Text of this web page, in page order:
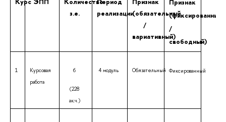
з.е.
реализации(обязательный
/
вариативный)
Признак
(фиксированный
/
свободный)
1
Курсовая
работа
6
(228
ак.ч.)
4 модуль Обязательный Фиксированный